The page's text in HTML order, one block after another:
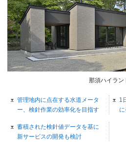
那須ハイラン
管理地内に点在する水道メータ
ー、検針作業の効率化を目指す
1
蓄積された検針値データを基に
新サービスの開発も検討